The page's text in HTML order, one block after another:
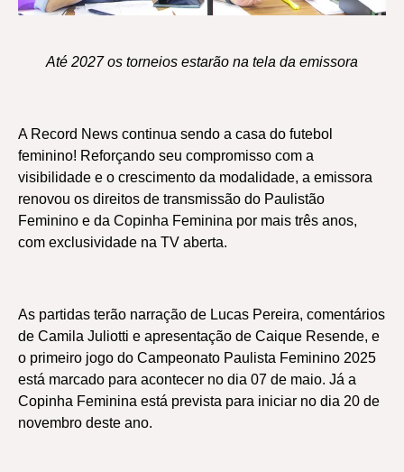
Até 2027 os torneios estarão na tela da emissora
A Record News continua sendo a casa do futebol
feminino! Reforçando seu compromisso com a
visibilidade e o crescimento da modalidade, a emissora
renovou os direitos de transmissão do Paulistão
Feminino e da Copinha Feminina por mais três anos,
com exclusividade na TV aberta.
As partidas terão narração de Lucas Pereira, comentários
de Camila Juliotti e apresentação de Caique Resende, e
o primeiro jogo do Campeonato Paulista Feminino 2025
está marcado para acontecer no dia 07 de maio. Já a
Copinha Feminina está prevista para iniciar no dia 20 de
novembro deste ano.